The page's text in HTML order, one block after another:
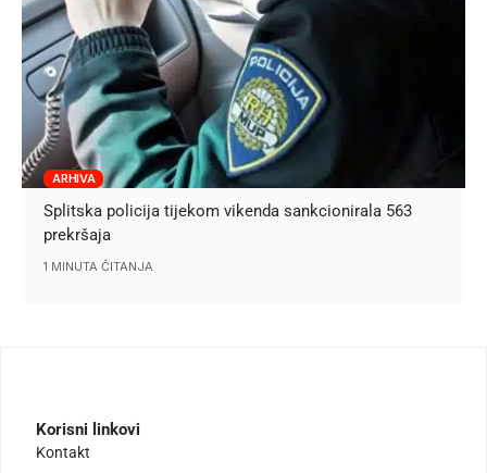
ARHIVA
Splitska policija tijekom vikenda sankcionirala 563
prekršaja
1 MINUTA ČITANJA
Korisni linkovi
Kontakt